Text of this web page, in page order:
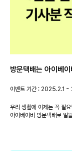
방문택배는 아이베이
이벤트 기간 : 2025.2.1
우리 생활에 이제는 꼭 필
아이베이비 방문택배로 알